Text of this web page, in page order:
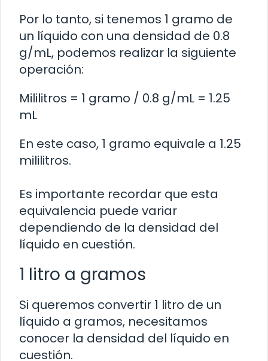
Por lo tanto, si tenemos 1 gramo de
un líquido con una densidad de 0.8
g/mL, podemos realizar la siguiente
operación:
Mililitros = 1 gramo / 0.8 g/mL = 1.25
mL
En este caso, 1 gramo equivale a 1.25
mililitros.
Es importante recordar que esta
equivalencia puede variar
dependiendo de la densidad del
líquido en cuestión.
1 litro a gramos
Si queremos convertir 1 litro de un
líquido a gramos, necesitamos
conocer la densidad del líquido en
cuestión.